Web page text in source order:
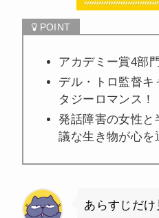
アカデミー賞4部
デル・トロ監督キ
タジーロマンス！
発話障害の女性と
議な生き物が心
あらすじだ